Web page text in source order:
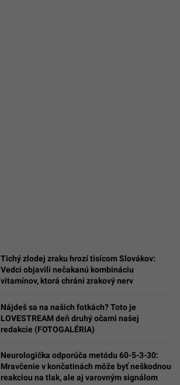
Tichý zlodej zraku hrozí tisícom Slovákov:
Vedci objavili nečakanú kombináciu
vitamínov, ktorá chráni zrakový nerv
Nájdeš sa na našich fotkách? Toto je
LOVESTREAM deň druhý očami našej
redakcie (FOTOGALÉRIA)
Neurologička odporúča metódu 60-5-3-30:
Mravčenie v končatinách môže byť neškodnou
reakciou na tlak, ale aj varovným signálom